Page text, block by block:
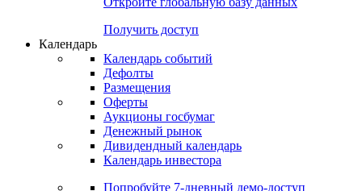
Попробуйте7-дневный
Откройте глобальную базу данных
Получить доступ
Календарь
Календарь событий
Дефолты
Размещения
Оферты
Денежный рынок